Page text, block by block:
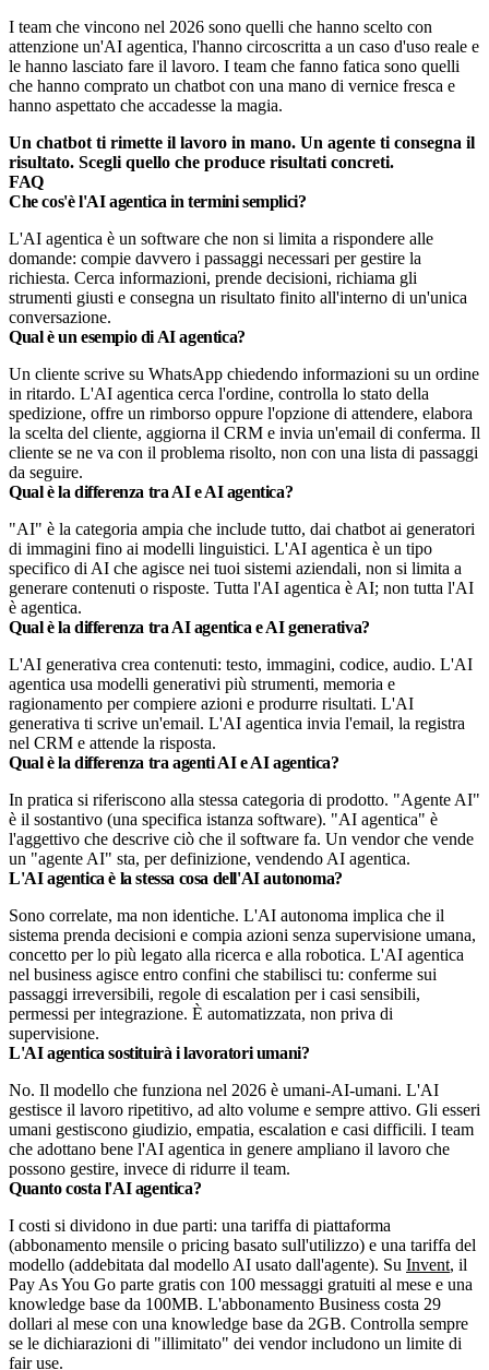
I team che vincono nel 2026 sono quelli che hanno scelto con
attenzione un'AI agentica, l'hanno circoscritta a un caso d'uso reale e
le hanno lasciato fare il lavoro. I team che fanno fatica sono quelli
che hanno comprato un chatbot con una mano di vernice fresca e
hanno aspettato che accadesse la magia.
Un chatbot ti rimette il lavoro in mano. Un agente ti consegna il
risultato. Scegli quello che produce risultati concreti.
FAQ
Che cos'è l'AI agentica in termini semplici?
L'AI agentica è un software che non si limita a rispondere alle
domande: compie davvero i passaggi necessari per gestire la
richiesta. Cerca informazioni, prende decisioni, richiama gli
strumenti giusti e consegna un risultato finito all'interno di un'unica
conversazione.
Qual è un esempio di AI agentica?
Un cliente scrive su WhatsApp chiedendo informazioni su un ordine
in ritardo. L'AI agentica cerca l'ordine, controlla lo stato della
spedizione, offre un rimborso oppure l'opzione di attendere, elabora
la scelta del cliente, aggiorna il CRM e invia un'email di conferma. Il
cliente se ne va con il problema risolto, non con una lista di passaggi
da seguire.
Qual è la differenza tra AI e AI agentica?
"AI" è la categoria ampia che include tutto, dai chatbot ai generatori
di immagini fino ai modelli linguistici. L'AI agentica è un tipo
specifico di AI che agisce nei tuoi sistemi aziendali, non si limita a
generare contenuti o risposte. Tutta l'AI agentica è AI; non tutta l'AI
è agentica.
Qual è la differenza tra AI agentica e AI generativa?
L'AI generativa crea contenuti: testo, immagini, codice, audio. L'AI
agentica usa modelli generativi più strumenti, memoria e
ragionamento per compiere azioni e produrre risultati. L'AI
generativa ti scrive un'email. L'AI agentica invia l'email, la registra
nel CRM e attende la risposta.
Qual è la differenza tra agenti AI e AI agentica?
In pratica si riferiscono alla stessa categoria di prodotto. "Agente AI"
è il sostantivo (una specifica istanza software). "AI agentica" è
l'aggettivo che descrive ciò che il software fa. Un vendor che vende
un "agente AI" sta, per definizione, vendendo AI agentica.
L'AI agentica è la stessa cosa dell'AI autonoma?
Sono correlate, ma non identiche. L'AI autonoma implica che il
sistema prenda decisioni e compia azioni senza supervisione umana,
concetto per lo più legato alla ricerca e alla robotica. L'AI agentica
nel business agisce entro confini che stabilisci tu: conferme sui
passaggi irreversibili, regole di escalation per i casi sensibili,
permessi per integrazione. È automatizzata, non priva di
supervisione.
L'AI agentica sostituirà i lavoratori umani?
No. Il modello che funziona nel 2026 è umani-AI-umani. L'AI
gestisce il lavoro ripetitivo, ad alto volume e sempre attivo. Gli esseri
umani gestiscono giudizio, empatia, escalation e casi difficili. I team
che adottano bene l'AI agentica in genere ampliano il lavoro che
possono gestire, invece di ridurre il team.
Quanto costa l'AI agentica?
I costi si dividono in due parti: una tariffa di piattaforma
(abbonamento mensile o pricing basato sull'utilizzo) e una tariffa del
modello (addebitata dal modello AI usato dall'agente). Su Invent, il
Pay As You Go parte gratis con 100 messaggi gratuiti al mese e una
knowledge base da 100MB. L'abbonamento Business costa 29
dollari al mese con una knowledge base da 2GB. Controlla sempre
se le dichiarazioni di "illimitato" dei vendor includono un limite di
fair use.